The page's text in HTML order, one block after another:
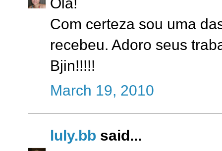
Com certeza sou uma
recebeu. Adoro seus
Bjin!!!!!
March 19, 2010
luly.bb said...